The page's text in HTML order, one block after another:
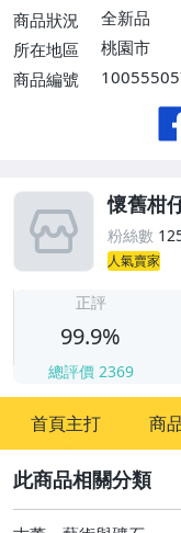
商品狀況
全新品
所在地區
桃園市
商品編號
懷舊柑
粉絲數
人氣賣家
正評
99.9%
總評價 2369
首頁主打 商
其它